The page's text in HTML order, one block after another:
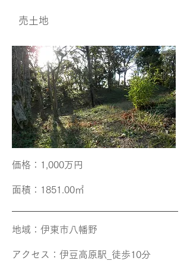
​売土地
価格​：1,000万円
面積​：1851.00㎡
地域​：伊東市八幡野
アクセス​：伊豆高原駅_徒歩10分